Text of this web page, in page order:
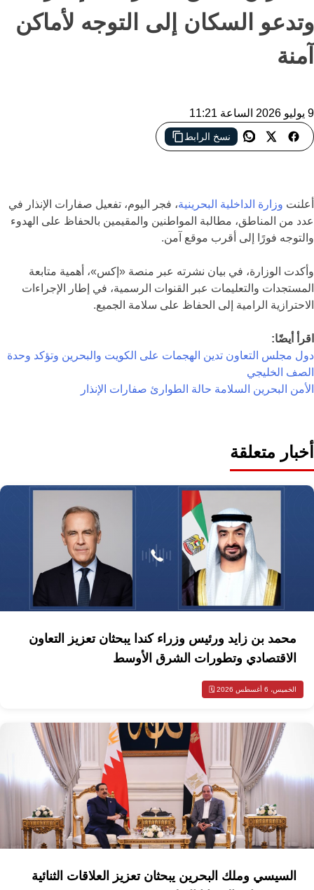
وتدعو السكان إلى التوجه لأماكن
آمنة
9 يوليو 2026 الساعة 11:21
نسخ الرابط
دعت وزارة الداخلية البحرينية المواطنين والمقيمين إلى التزام الهدوء
أعلنت وزارة الداخلية البحرينية، فجر اليوم، تفعيل صفارات الإنذار في
عدد من المناطق، مطالبة المواطنين والمقيمين بالحفاظ على الهدوء
والتوجه فورًا إلى أقرب موقع آمن.
وأكدت الوزارة، في بيان نشرته عبر منصة «إكس»، أهمية متابعة
المستجدات والتعليمات عبر القنوات الرسمية، في إطار الإجراءات
الاحترازية الرامية إلى الحفاظ على سلامة الجميع.
اقرأ أيضًا:
دول مجلس التعاون تدين الهجمات على الكويت والبحرين وتؤكد وحدة
الصف الخليجي
الأمن البحرين السلامة حالة الطوارئ صفارات الإنذار
أخبار متعلقة
محمد بن زايد ورئيس وزراء كندا يبحثان تعزيز التعاون
الاقتصادي وتطورات الشرق الأوسط
الخميس، 6 أغسطس 2026 🗓️
السيسي وملك البحرين يبحثان تعزيز العلاقات الثنائية